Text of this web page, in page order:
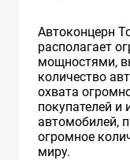
Автоконцерн
располагает
мощностями,
количество
охвата
покупателей и
автомобилей,
огромное
миру.